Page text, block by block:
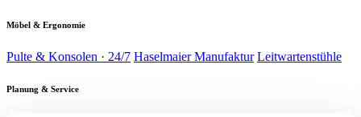
Möbel & Ergonomie
Pulte & Konsolen · 24/7 Haselmaier Manufaktur Leitwartenstühle
Planung & Service